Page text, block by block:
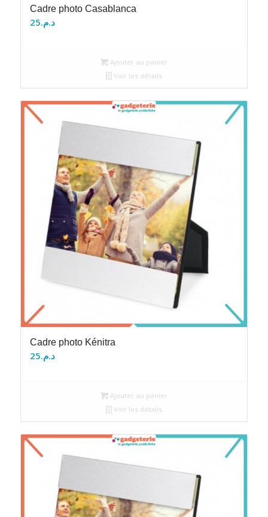
Cadre photo Casablanca
د.م.25
Ajouter au panier
Voir les détails
Cadre photo Kénitra
د.م.25
Ajouter au panier
Voir les détails